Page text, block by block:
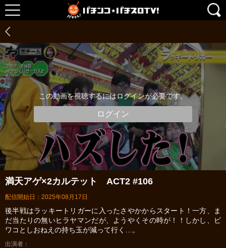
この動画を視聴するにはログインが必要です。
ログイン
満天アゲ×2カルテット ACT2 #106
配信開始日：2025年08月17日
後半戦はラッキートリガーに入ったさやかからスタート！一方、ま
だ当たりの無いヒラヤマンだが、ようやくその時が！！しかし、ビ
ワコとしおねえの持ち玉が減って行く…。
出演者